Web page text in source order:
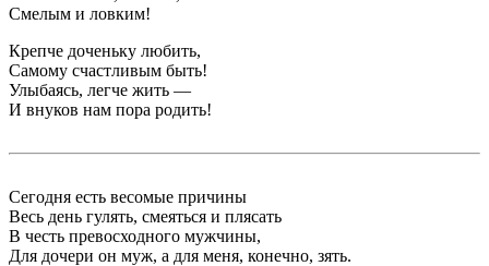
Смелым и ловким!
Крепче доченьку любить,
Самому счастливым быть!
Улыбаясь, легче жить —
И внуков нам пора родить!
Сегодня есть весомые причины
Весь день гулять, смеяться и плясать
В честь превосходного мужчины,
Для дочери он муж, а для меня, конечно, зять.